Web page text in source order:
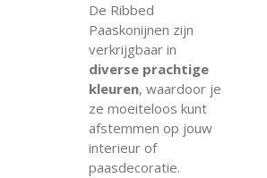
De Ribbed
Paaskonijnen zijn
verkrijgbaar in
diverse prachtige
kleuren, waardoor je
ze moeiteloos kunt
afstemmen op jouw
interieur of
paasdecoratie.